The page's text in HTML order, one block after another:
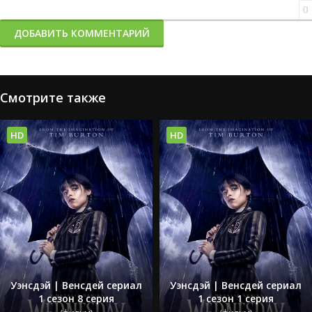
0
ДОБАВИТЬ КОММЕНТАРИЙ
Смотрите также
Уэнсдэй | Венсдей сериал
1 сезон 8 серия
HD
Уэнсдэй | Венсдей сериал
1 сезон 1 серия
HD